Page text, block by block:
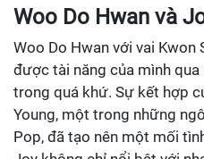
Woo Do Hwan và
Woo Do Hwan với vai Kwon
được tài năng của mình
trong quá khứ. Sự kết hợp
Young, một trong những
Pop, đã tạo nên một mối